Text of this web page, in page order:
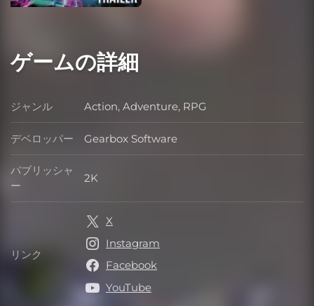
ゲームの詳細
ジャンル ジャンル
Action, Adventure, RPG
デベロッパー デベロッパー
Gearbox Software
パブリッシャ
ー
パブリッシャー
2K
リンク リンク
X
Instagram
Facebook
YouTube